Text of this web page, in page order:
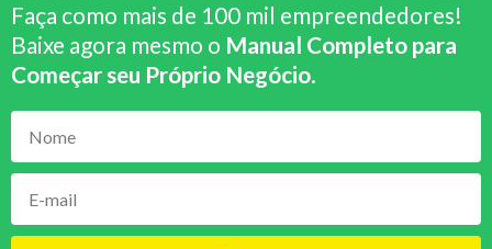
Faça como mais de 100 mil empreendedores!
Baixe agora mesmo o Manual Completo para
Começar seu Próprio Negócio.